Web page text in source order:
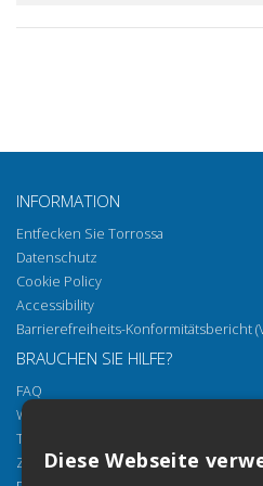
INFORMATION
Entfecken Sie Torrossa
Datenschutz
Cookie Policy
Accessibility
Barrierefreiheits-Konformitätsbericht
BRAUCHEN SIE HILFE?
FAQ
Wie öffnen Sie unsere Dokumente
Torrossa Reader
Zugriffsmöglichkeiten
Diese Webseite